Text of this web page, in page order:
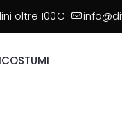
oltre 100€